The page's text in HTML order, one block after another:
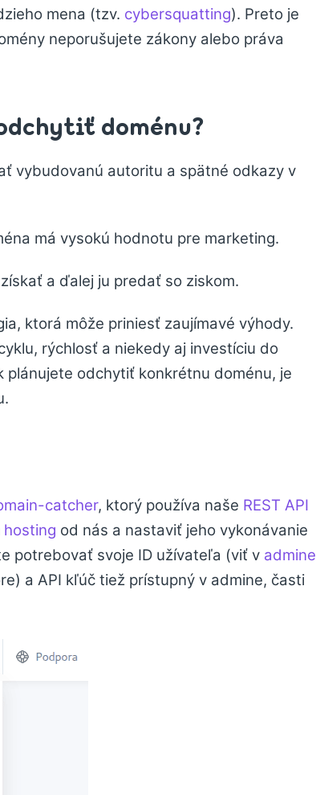
mena (tzv. cybersquatting). Preto je
neporušujete zákony alebo práva
doménu?
vybudovanú autoritu a spätné odkazy v
má vysokú hodnotu pre marketing.
a ďalej ju predať so ziskom.
ktorá môže priniesť zaujímavé výhody.
rýchlosť a niekedy aj investíciu do
odchytiť konkrétnu doménu, je
catcher, ktorý používa naše REST API
hosting od nás a nastaviť jeho vykonávanie
potrebovať svoje ID užívateľa (viť v admine
a API kľúč tiež prístupný v admine, časti